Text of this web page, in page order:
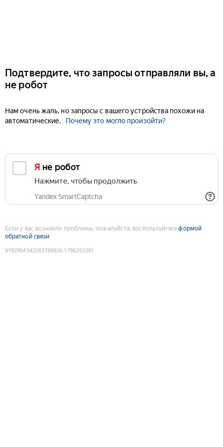
Подтвердите, что запросы отправляли вы, а
не робот
Нам очень жаль, но запросы с вашего устройства похожи на
автоматические.
Почему это могло произойти?
Я не робот
Нажмите, чтобы продолжить
Yandex SmartCaptcha
Если у вас возникли проблемы, пожалуйста, воспользуйтесьформой
обратной связи
9192904342083798926:1786252391